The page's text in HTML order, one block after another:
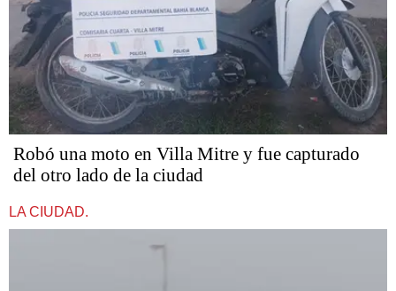
Robó una moto en Villa Mitre y fue capturado
del otro lado de la ciudad
LA CIUDAD.